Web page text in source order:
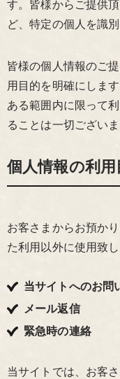
す。皆様からご提供
ど、特定の個人を識
皆様の個人情報のご
用目的を明確にしま
ある範囲内に限って
ることは一切ございま
個人情報の利用
お客さまからお預か
た利用以外に使用致し
当サイトへのお問
メール返信
緊急時の連絡
当サイトでは、お客